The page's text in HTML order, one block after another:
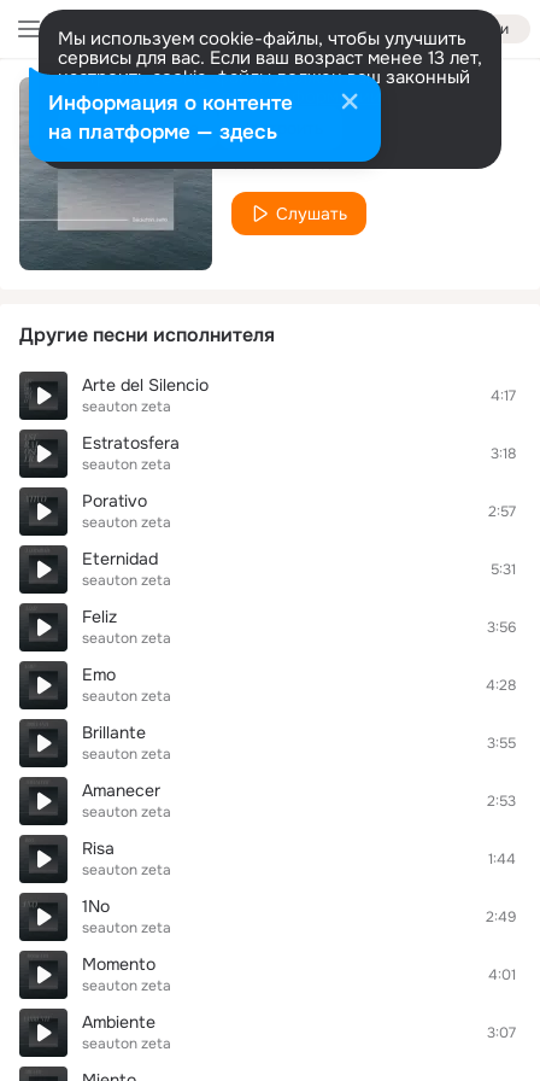
Войти
Мы используем cookie-файлы, чтобы улучшить
сервисы для вас. Если ваш возраст менее 13 лет,
настроить cookie-файлы должен ваш законный
представитель. Больше информации
Разрешить все Настроить
Alma
seauton zeta
Слушать
Другие песни исполнителя
Arte del Silencio
seauton zeta
4:17
Estratosfera
seauton zeta
3:18
Porativo
seauton zeta
2:57
Eternidad
seauton zeta
5:31
Feliz
seauton zeta
3:56
Emo
seauton zeta
4:28
Brillante
seauton zeta
3:55
Amanecer
seauton zeta
2:53
Risa
seauton zeta
1:44
1No
seauton zeta
2:49
Momento
seauton zeta
4:01
Ambiente
seauton zeta
3:07
Информация о контенте
на платформе — здесь